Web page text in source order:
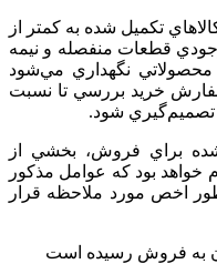
تكميل‌ شده‌ به‌ كمتر از
قطعات‌ منفصله‌ و نيمه‌
نگهداري‌ مي‌شود
خريد بررسي‌ تا نسبت‌
تصميم‌گيري‌ شود.
شده‌ براي‌ فروش‌، بخشي‌ از
خواهد بود كه‌ عوامل‌ مذكور
به‌ طور اخص‌ مورد ملاحظه‌ قرار
به‌ فروش‌ رسيده‌ است‌